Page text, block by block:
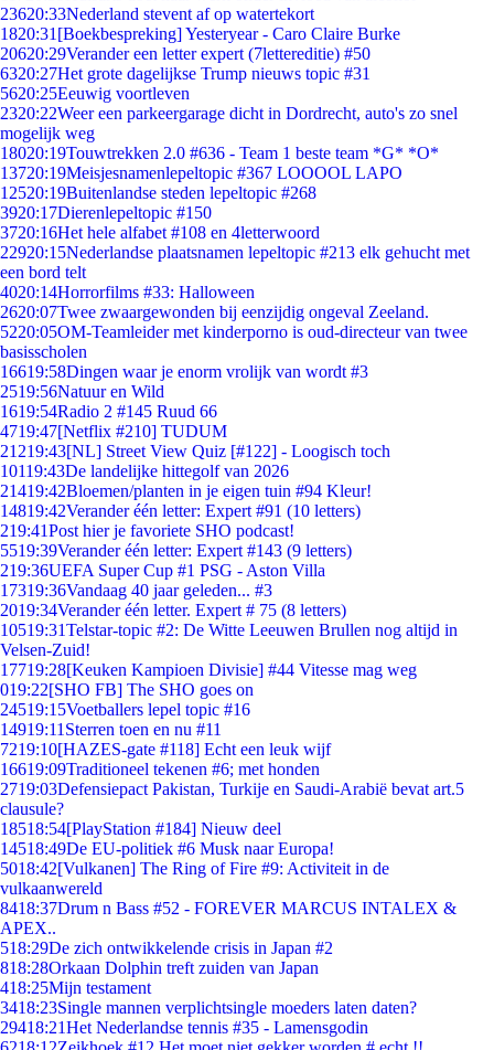
23620:33Nederland stevent af op watertekort
1820:31 [Boekbespreking] Yesteryear - Caro Claire Burke
20620:29Verander een letter expert (7lettereditie) #50
6320:27Het grote dagelijkse Trump nieuws topic #31
5620:25Eeuwig voortleven
2320:22Weer een parkeergarage dicht in Dordrecht, auto's zo snel
mogelijk weg
18020:19Touwtrekken 2.0 #636 - Team 1 beste team *G* *O*
13720:19Meisjesnamenlepeltopic #367 LOOOOL LAPO
12520:19Buitenlandse steden lepeltopic #268
3920:17Dierenlepeltopic #150
3720:16Het hele alfabet #108 en 4letterwoord
22920:15Nederlandse plaatsnamen lepeltopic #213 elk gehucht met
een bord telt
4020:14Horrorfilms #33: Halloween
2620:07Twee zwaargewonden bij eenzijdig ongeval Zeeland.
5220:05OM-Teamleider met kinderporno is oud-directeur van twee
basisscholen
16619:58Dingen waar je enorm vrolijk van wordt #3
2519:56Natuur en Wild
1619:54Radio 2 #145 Ruud 66
4719:47[Netflix #210] TUDUM
21219:43[NL] Street View Quiz [#122] - Loogisch toch
10119:43De landelijke hittegolf van 2026
21419:42Bloemen/planten in je eigen tuin #94 Kleur!
14819:42Verander één letter: Expert #91 (10 letters)
219:41Post hier je favoriete SHO podcast!
5519:39Verander één letter: Expert #143 (9 letters)
219:36UEFA Super Cup #1 PSG - Aston Villa
17319:36Vandaag 40 jaar geleden... #3
2019:34Verander één letter. Expert # 75 (8 letters)
10519:31Telstar-topic #2: De Witte Leeuwen Brullen nog altijd in
Velsen-Zuid!
17719:28[Keuken Kampioen Divisie] #44 Vitesse mag weg
019:22[SHO FB] The SHO goes on
24519:15Voetballers lepel topic #16
14919:11 Sterren toen en nu #11
7219:10[HAZES-gate #118] Echt een leuk wijf
16619:09Traditioneel tekenen #6; met honden
2719:03Defensiepact Pakistan, Turkije en Saudi-Arabië bevat art.5
clausule?
18518:54[PlayStation #184] Nieuw deel
14518:49De EU-politiek #6 Musk naar Europa!
5018:42[Vulkanen] The Ring of Fire #9: Activiteit in de
vulkaanwereld
8418:37Drum n Bass #52 - FOREVER MARCUS INTALEX &
APEX..
518:29De zich ontwikkelende crisis in Japan #2
818:28Orkaan Dolphin treft zuiden van Japan
418:25Mijn testament
3418:23Single mannen verplichtsingle moeders laten daten?
29418:21Het Nederlandse tennis #35 - Lamensgodin